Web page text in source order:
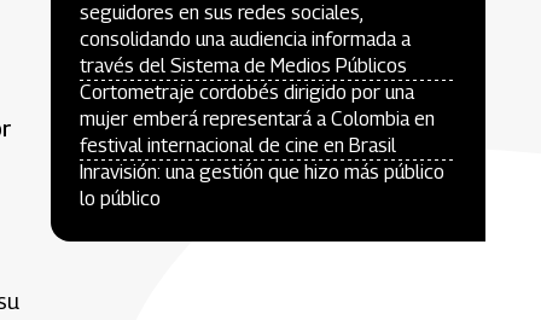
seguidores en sus redes sociales,
consolidando una audiencia informada a
través del Sistema de Medios Públicos
Cortometraje cordobés dirigido por una
mujer emberá representará a Colombia en
festival internacional de cine en Brasil
Inravisión: una gestión que hizo más público
lo público